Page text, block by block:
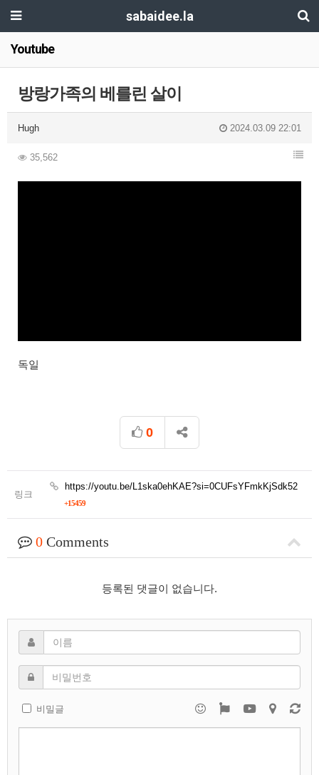
sabaidee.la
Youtube
방랑가족의 베를린 살이
Hugh 2024.03.09 22:01
35,562
독일
0
링크
https://youtu.be/L1ska0ehKAE?si=0CUFsYFmkKjSdk52
+15459
0 Comments
등록된 댓글이 없습니다.
비밀글